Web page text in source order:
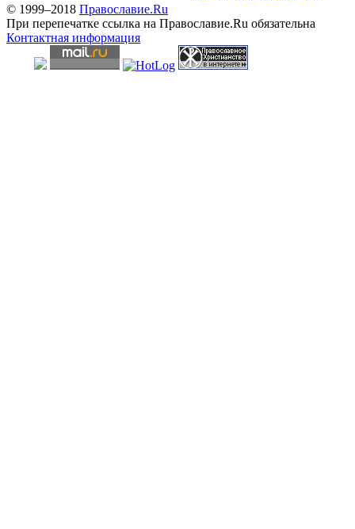
© 1999–2018 Православие.Ru
При перепечатке ссылка на Православие.Ru обязательна
Контактная информация